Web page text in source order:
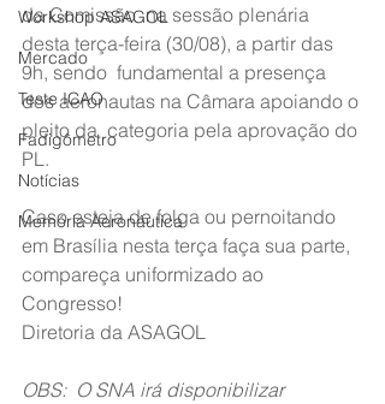
Workshop ASAGOL
Mercado
Teste ICAO
Fadigômetro
Notícias
Memória Aeronáutica
da Comissão  na sessão plenária
desta terça-feira (30/08), a partir das
9h, sendo  fundamental a presença
dos aeronautas na Câmara apoiando o
pleito da  categoria pela aprovação do
PL.
Caso esteja de folga ou pernoitando
em Brasília nesta terça faça sua parte,
compareça uniformizado ao
Congresso!
Diretoria da ASAGOL
OBS:  O SNA irá disponibilizar